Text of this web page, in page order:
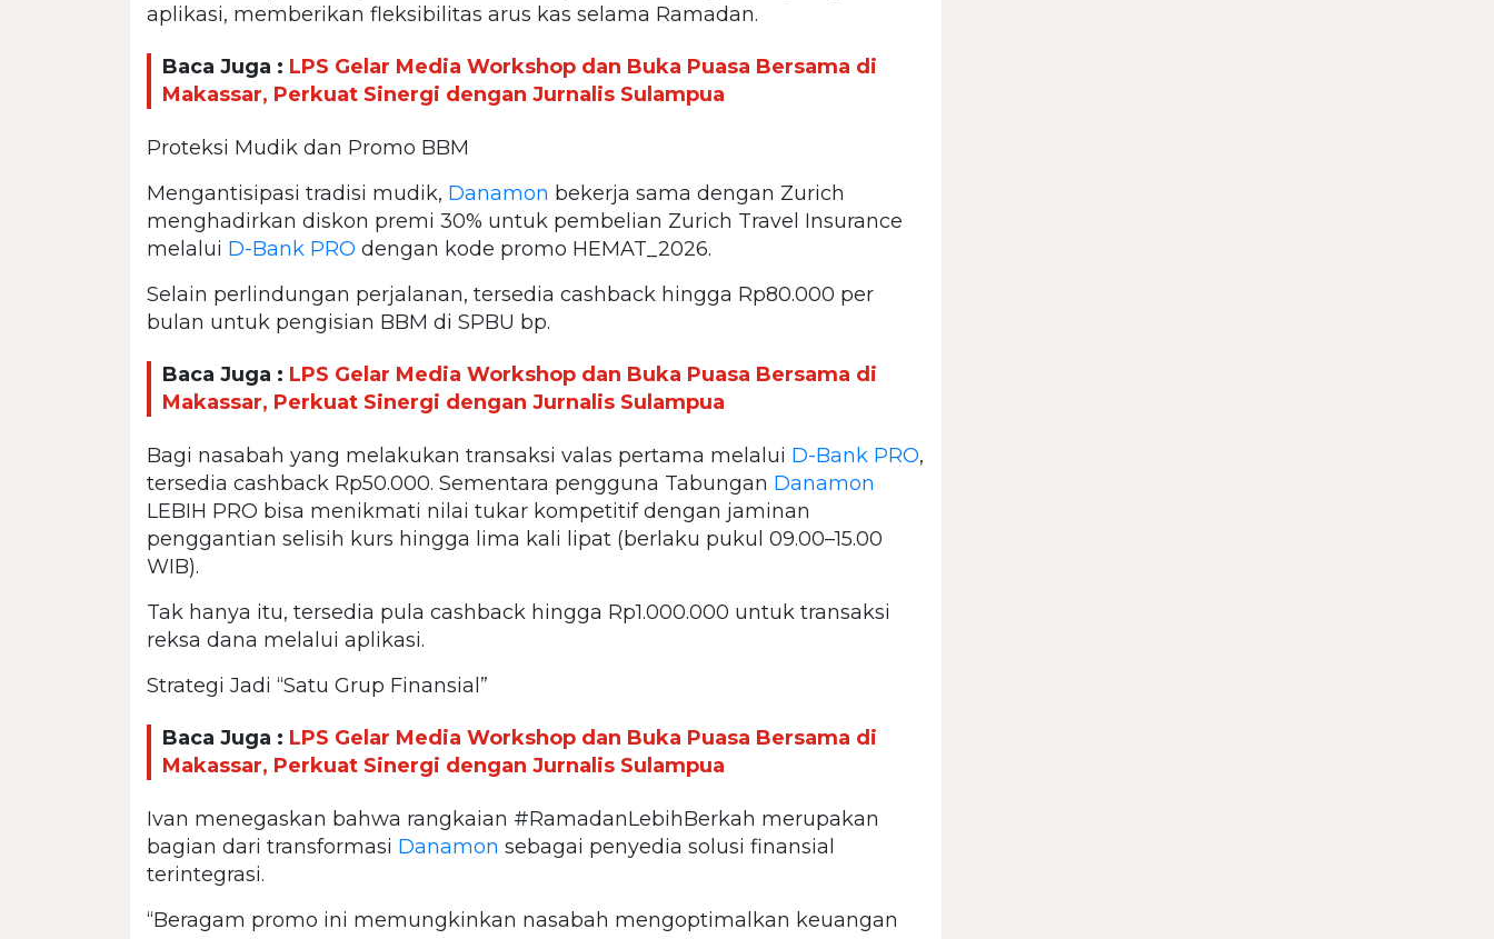
aplikasi, memberikan fleksibilitas arus kas selama Ramadan.
Baca Juga : LPS Gelar Media Workshop dan Buka Puasa Bersama di
Makassar, Perkuat Sinergi dengan Jurnalis Sulampua
Proteksi Mudik dan Promo BBM
Mengantisipasi tradisi mudik, Danamon bekerja sama dengan Zurich
menghadirkan diskon premi 30% untuk pembelian Zurich Travel Insurance
melalui D-Bank PRO dengan kode promo HEMAT_2026.
Selain perlindungan perjalanan, tersedia cashback hingga Rp80.000 per
bulan untuk pengisian BBM di SPBU bp.
Baca Juga : LPS Gelar Media Workshop dan Buka Puasa Bersama di
Makassar, Perkuat Sinergi dengan Jurnalis Sulampua
Bagi nasabah yang melakukan transaksi valas pertama melalui D-Bank PRO,
tersedia cashback Rp50.000. Sementara pengguna Tabungan Danamon
LEBIH PRO bisa menikmati nilai tukar kompetitif dengan jaminan
penggantian selisih kurs hingga lima kali lipat (berlaku pukul 09.00–15.00
WIB).
Tak hanya itu, tersedia pula cashback hingga Rp1.000.000 untuk transaksi
reksa dana melalui aplikasi.
Strategi Jadi “Satu Grup Finansial”
Baca Juga : LPS Gelar Media Workshop dan Buka Puasa Bersama di
Makassar, Perkuat Sinergi dengan Jurnalis Sulampua
Ivan menegaskan bahwa rangkaian #RamadanLebihBerkah merupakan
bagian dari transformasi Danamon sebagai penyedia solusi finansial
terintegrasi.
“Beragam promo ini memungkinkan nasabah mengoptimalkan keuangan